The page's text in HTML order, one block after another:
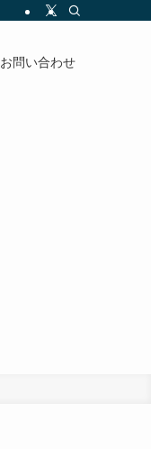
お問い合わせ